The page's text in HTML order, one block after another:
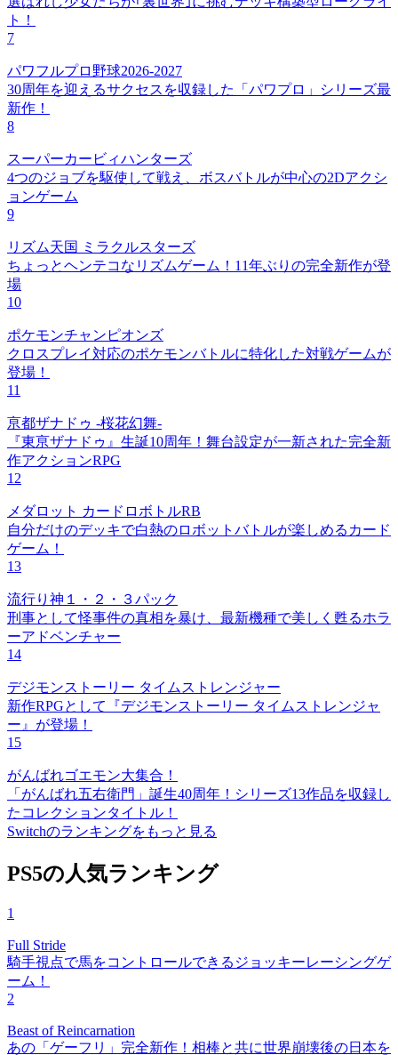
ト！
7
パワフルプロ野球2026-2027
30周年を迎えるサクセスを収録した「パワプロ」シリーズ最
新作！
8
スーパーカービィハンターズ
4つのジョブを駆使して戦え、ボスバトルが中心の2Dアクシ
ョンゲーム
9
リズム天国 ミラクルスターズ
ちょっとヘンテコなリズムゲーム！11年ぶりの完全新作が登
場
10
ポケモンチャンピオンズ
クロスプレイ対応のポケモンバトルに特化した対戦ゲームが
登場！
11
亰都ザナドゥ -桜花幻舞-
『東亰ザナドゥ』生誕10周年！舞台設定が一新された完全新
作アクションRPG
12
メダロット カードロボトルRB
自分だけのデッキで白熱のロボットバトルが楽しめるカード
ゲーム！
13
流行り神１・２・３パック
刑事として怪事件の真相を暴け、最新機種で美しく甦るホラ
ーアドベンチャー
14
デジモンストーリー タイムストレンジャー
新作RPGとして『デジモンストーリー タイムストレンジャ
ー』が登場！
15
がんばれゴエモン大集合！
「がんばれ五右衛門」誕生40周年！シリーズ13作品を収録し
たコレクションタイトル！
Switchのランキングをもっと見る
PS5の人気ランキング
1
Full Stride
騎手視点で馬をコントロールできるジョッキーレーシングゲ
ーム！
2
Beast of Reincarnation
あの「ゲーフリ」完全新作！相棒と共に世界崩壊後の日本を